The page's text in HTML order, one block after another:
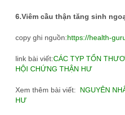
6.Viêm cầu thận tăng sinh
copy ghi nguồn:https://health-
link bài viết:CÁC TYP TỔN
HỘI CHỨNG THẬN HƯ
Xem thêm bài viết: NGUYÊN
HƯ